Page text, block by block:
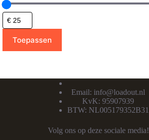
Toepassen
Email: info@loadout.nl
KvK: 95907939
BTW: NL005179352B31
Volg ons op deze sociale media!